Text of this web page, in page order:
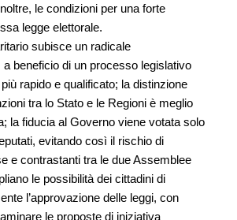
le condizioni per una forte
legge elettorale.
subisce un radicale
beneficio di un processo legislativo
rapido e qualificato; la distinzione
tra lo Stato e le Regioni è meglio
la fiducia al Governo viene votata solo
evitando così il rischio di
e contrastanti tra le due Assemblee
le possibilità dei cittadini di
l’approvazione delle leggi, con
le proposte di iniziativa